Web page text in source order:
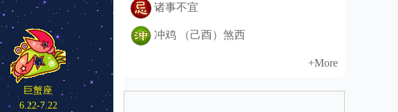
巨蟹座
6.22-7.22
诸事不宜
冲鸡 （己酉）煞西
+More